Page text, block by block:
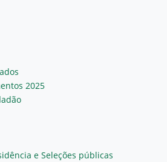
2025
e Seleções públicas